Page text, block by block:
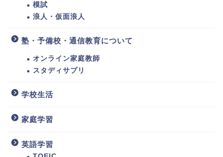
模試
浪人・仮面浪人
塾・予備校・通信教育について
オンライン家庭教師
スタディサプリ
学校生活
家庭学習
英語学習